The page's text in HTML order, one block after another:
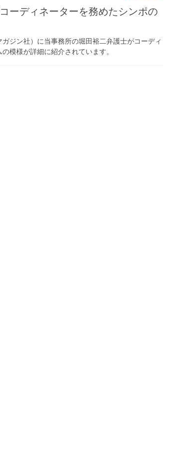
ーディネーターを務めたシンポの
ジン社）に当事務所の堀田裕二弁護士がコーディ
模様が詳細に紹介されています。